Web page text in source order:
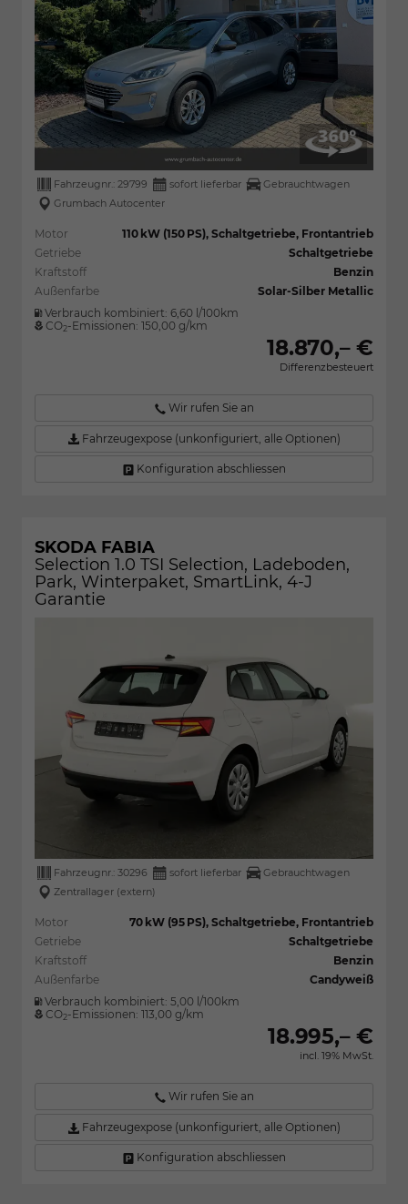
Fahrzeugnr.: 29799 sofort lieferbar
Gebrauchtwagen
Grumbach Autocenter
Motor
110 kW (150 PS), Schaltgetriebe, Frontantrieb
Getriebe
Schaltgetriebe
Kraftstoff
Benzin
Außenfarbe
Solar-Silber Metallic
Verbrauch kombiniert: 6,60 l/100km
CO2-Emissionen: 150,00 g/km
18.870,– €
Differenzbesteuert
Wir rufen Sie an
Fahrzeugexpose (unkonfiguriert, alle Optionen)
Konfiguration abschliessen
SKODA FABIA
Selection 1.0 TSI Selection, Ladeboden,
Park, Winterpaket, SmartLink, 4-J
Garantie
Fahrzeugnr.: 30296 sofort lieferbar
Gebrauchtwagen
Zentrallager (extern)
Motor
70 kW (95 PS), Schaltgetriebe, Frontantrieb
Getriebe
Schaltgetriebe
Kraftstoff
Benzin
Außenfarbe
Candyweiß
Verbrauch kombiniert: 5,00 l/100km
CO2-Emissionen: 113,00 g/km
18.995,– €
incl. 19% MwSt.
Wir rufen Sie an
Fahrzeugexpose (unkonfiguriert, alle Optionen)
Konfiguration abschliessen